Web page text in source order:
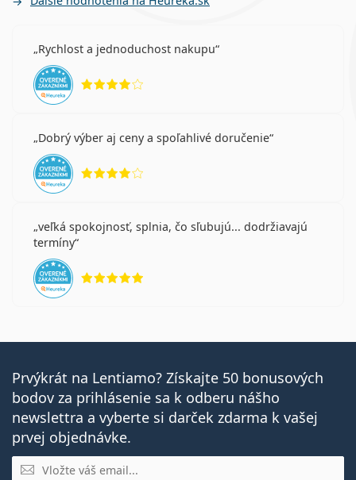
Rychlost a jednoduchost nakupu
Dobrý výber aj ceny a spoľahlivé doručenie
veľká spokojnosť, splnia, čo sľubujú... dodržiavajú
termíny
Prvýkrát na Lentiamo? Získajte 50 bonusových
bodov za prihlásenie sa k odberu nášho
newslettra a vyberte si darček zdarma k vašej
prvej objednávke.
E-mail